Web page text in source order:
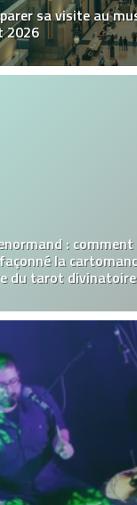
sa visite au
2026
:
la
du tarot divinatoire